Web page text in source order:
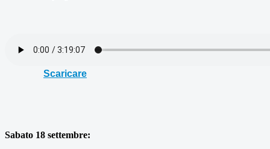
Scaricare
Sabato 18 settembre: